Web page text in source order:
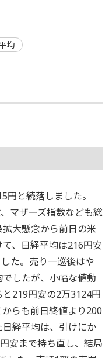
均
と続落しました。
マザーズ指数なども総
大懸念から前日の米
、日経平均は216円安
た。売り一巡後はや
したが、小幅な値動
219円安の2万3124円
らも前日終値より200
経平均は、引けにか
安まで持ち直し、結局